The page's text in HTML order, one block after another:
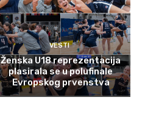
VESTI
Ženska U18 reprezentacija
plasirala se u polufinale
Evropskog prvenstva